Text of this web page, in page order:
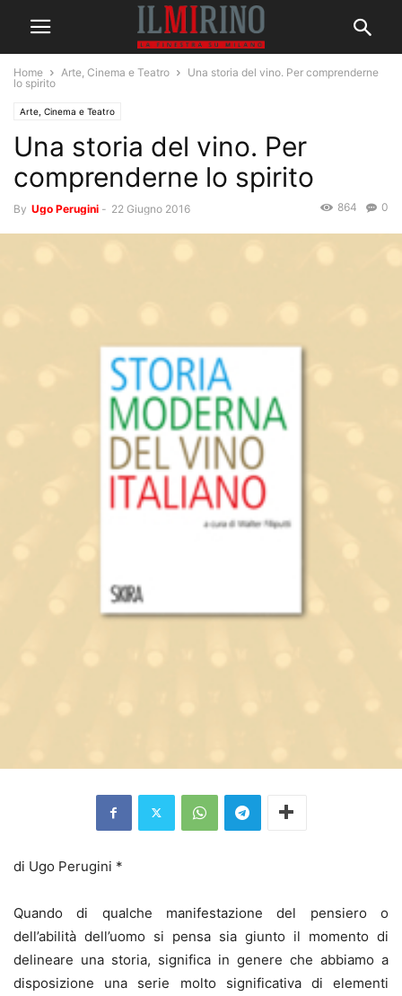
Home Arte, Cinema e Teatro
Una storia del vino. Per comprenderne
lo spirito
Arte, Cinema e Teatro
Una storia del vino. Per
comprenderne lo spirito
By Ugo Perugini - 22 Giugno 2016 0
864
di Ugo Perugini *
Quando di qualche manifestazione del pensiero o
dell’abilità dell’uomo si pensa sia giunto il momento di
delineare una storia, significa in genere che abbiamo a
disposizione una serie molto significativa di elementi